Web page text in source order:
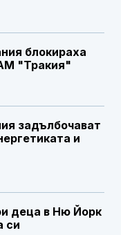
блокираха
"Тракия"
задълбочават
и
деца в Ню Йорк
си